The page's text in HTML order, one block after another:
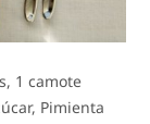
1 camote
Pimienta